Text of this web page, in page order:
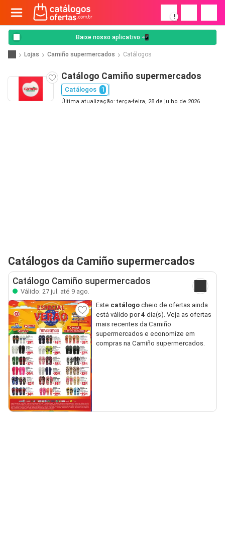
!
Baixe nosso aplicativo 📲
Lojas Camiño supermercados Catálogos
Catálogo Camiño supermercados
Catálogos 1
Última atualização: terça-feira, 28 de julho de 2026
Catálogos da Camiño supermercados
Catálogo Camiño supermercados
Válido: 27 jul. até 9 ago.
Este catálogocheio de ofertas ainda
está válido por4 dia(s). Veja as ofertas
mais recentes da Camiño
supermercados e economize em
compras na Camiño supermercados.